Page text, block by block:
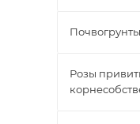
Почвогрунты
Розы